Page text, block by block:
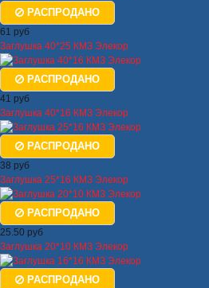
РАСПРОДАНО
61 руб
Заглушка 40*25 КМЗ Элекор
РАСПРОДАНО
41 руб
Заглушка 40*16 КМЗ Элекор
РАСПРОДАНО
38 руб
Заглушка 25*16 КМЗ Элекор
РАСПРОДАНО
25.50 руб
Заглушка 20*10 КМЗ Элекор
РАСПРОДАНО